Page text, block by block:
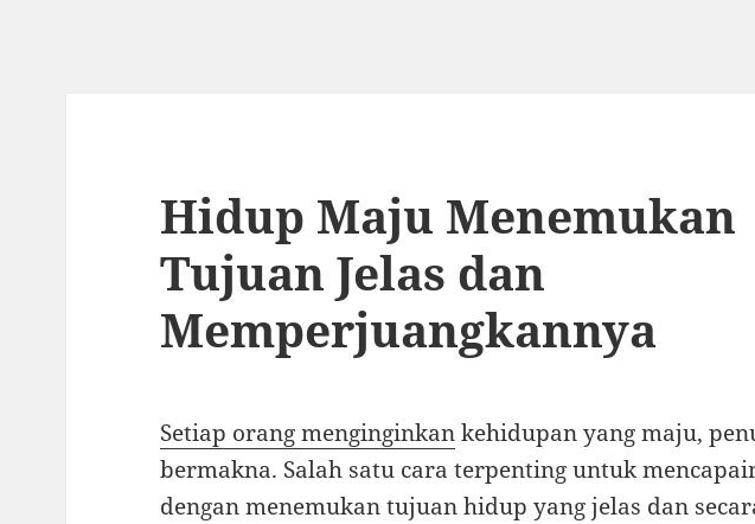
Hidup Maju Menemukan
Tujuan Jelas dan
Memperjuangkannya
Setiap orang menginginkankehidupan yang maju,
bermakna. Salah satu cara terpenting untuk
dengan menemukan tujuan hidup yang jelas dan